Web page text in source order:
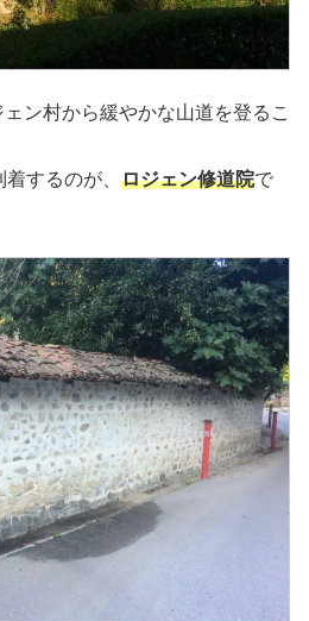
ン村から緩やかな山道を登るこ
するのが、 ロジェン修道院で